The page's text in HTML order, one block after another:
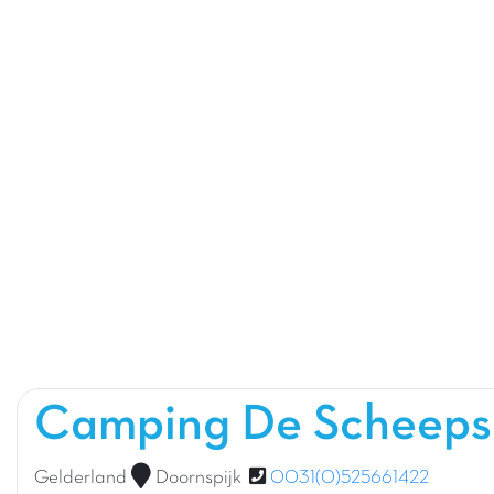
Camping De
Gelderland Doornspijk 0031(0)525661422